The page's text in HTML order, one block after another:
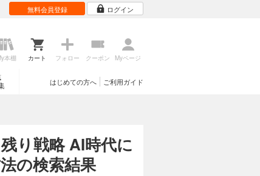
無料会員登録 ログイン
本棚 カート フォロー クーポン Myページ
ご利用ガイド
はじめての方へ
り戦略 AI時代に
の検索結果